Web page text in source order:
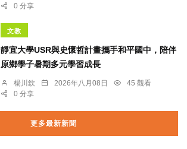
0 分享
文教
靜宜大學USR與史懷哲計畫攜手和平國中，陪伴
原鄉學子暑期多元學習成長
楊川欽 2026年八月08日
45 觀看
0 分享
更多最新新聞